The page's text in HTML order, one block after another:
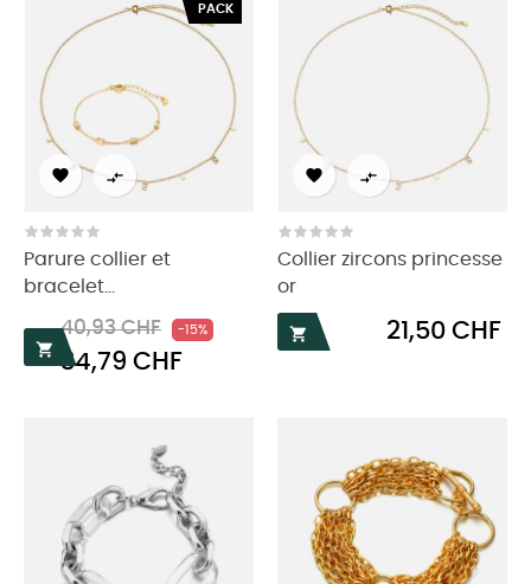
PACK
 
Parure collier et
bracelet...

Prix
habituel
40,93 CHF -15%
34,79 CHF
 
Collier zircons princesse
or

Prix
21,50 CHF